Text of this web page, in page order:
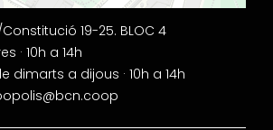
19-25. BLOC 4
· 10h a 14h
dimarts a dijous · 10h a 14h